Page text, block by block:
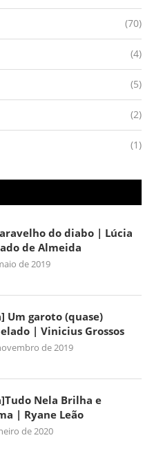
(70)
(4)
(5)
(2)
(1)
do diabo | Lúcia
de Almeida
de 2019
Um garoto (quase)
| Vinicius Grossos
de 2019
Nela Brilha e
| Ryane Leão
de 2020